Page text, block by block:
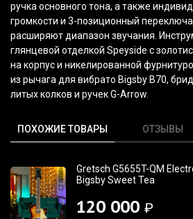
ручка основного тона, а также
громкости и 3-позиционный
расширяют диапазон звучания.
глянцевой отделкой Speyside с
на корпус и никелированной
из рычага для вибрато Bigsby B70,
литых колков и ручек G-Arrow.
ПОХОЖИЕ ТОВАРЫ ОТЗЫВЫ
Gretsch G5655T-QM
Bigsby Sweet Tea
120 000 ₽